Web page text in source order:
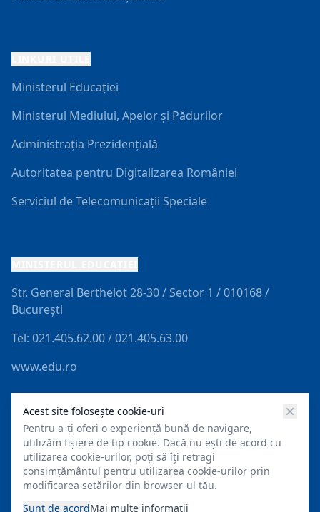
Ministerul Educației
Ministerul Mediului, Apelor și Pădurilor
Administrația Prezidențială
Autoritatea pentru Digitalizarea României
Serviciul de Telecomunicații Speciale
Str. General Berthelot 28-30 / Sector 1 / 010168 /
Bucureşti
Tel: 021.405.62.00 / 021.405.63.00
www.edu.ro
Website creat cu Website Factory: Guvern. O
soluție dezvoltată de Asociația Code for Romania
(Commit Global) și pusă gratuit la dispoziția
administrației publice.
Facebook
Instagram
© 2026 Mediu
Acest site folosește cookie-uri
Pentru a-ți oferi o experiență bună de navigare,
utilizăm fișiere de tip cookie. Dacă nu ești de acord cu
utilizarea cookie-urilor, poți să îți retragi
consimțământul pentru utilizarea cookie-urilor prin
modificarea setărilor din browser-ul tău.
Sunt de acordMai multe informații